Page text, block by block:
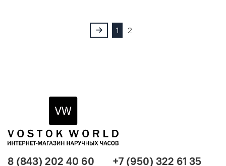
1 2
8 (843) 202 40 60 +7 (950) 322 61 35